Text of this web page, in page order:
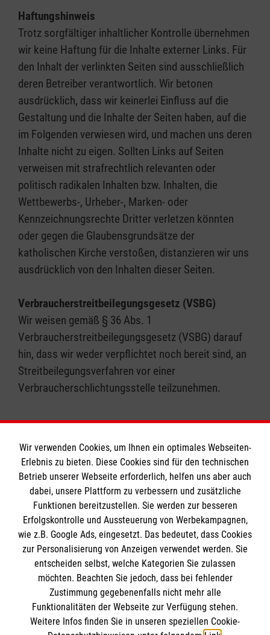
Haftungshinweis
Trotz sorgfältiger inhaltlicher Kontrolle übernehmen
wir keine Haftung für die Inhalte externer Links. Für
den Inhalt der verlinkten Seiten sind ausschließlich
deren Betreiber verantwortlich. Wir betonen
ausdrücklich, dass wir keinerlei Einfluss auf die
Gestaltung und die Inhalte der Seiten haben, auf die
im Folgenden verwiesen wird, und machen uns deren
Inhalte nicht zu eigen. Sollten Links auf Seiten
verweisen mit strafrechtlich relevanten oder
politisch radikalen Inhalten bzw. Inhalten, die
Wettbewerbs-, Urheber-, Marken- oder
Kennzeichnungsrechte Dritter verletzen könnten
oder gegen die Glaubensgrundsätze der
katholischen Kirche verstoßen, distanzieren wir uns
ausdrücklich von den Inhalten dieser Seiten.
Verbraucherstreitbeilegungsgesetz (VSBG)
Wir weisen gemäß § 36 Abs. 1
Verbraucherstreitbeilegungsgesetz (VSBG) darauf
hin, dass wir weder verpflichtet noch bereit sind, an
Streitbeilegungsverfahren vor einer
Verbraucherschlichtungsstelle teilzunehmen.
Informationen
Impressum
Datenschutz
Barrierefreiheit
Kontakt
Die Malteser
Malteser in Deutschland
Malteserorden
Sharepoint
Spendenkonto
Wir verwenden Cookies, um Ihnen ein optimales Webseiten-
Erlebnis zu bieten. Diese Cookies sind für den technischen
Betrieb unserer Webseite erforderlich, helfen uns aber auch
dabei, unsere Plattform zu verbessern und zusätzliche
Funktionen bereitzustellen. Sie werden zur besseren
Erfolgskontrolle und Aussteuerung von Werbekampagnen,
wie z.B. Google Ads, eingesetzt. Das bedeutet, dass Cookies
zur Personalisierung von Anzeigen verwendet werden. Sie
entscheiden selbst, welche Kategorien Sie zulassen
möchten. Beachten Sie jedoch, dass bei fehlender
Zustimmung gegebenenfalls nicht mehr alle
Funktionalitäten der Webseite zur Verfügung stehen.
Weitere Infos finden Sie in unseren speziellen Cookie-